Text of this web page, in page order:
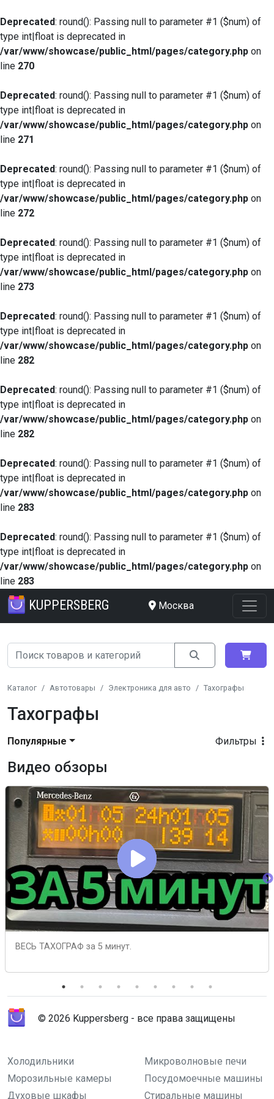
Deprecated: round(): Passing null to parameter #1 ($num) of
type int|float is deprecated in
/var/www/showcase/public_html/pages/category.php on
line 270
Deprecated: round(): Passing null to parameter #1 ($num) of
type int|float is deprecated in
/var/www/showcase/public_html/pages/category.php on
line 271
Deprecated: round(): Passing null to parameter #1 ($num) of
type int|float is deprecated in
/var/www/showcase/public_html/pages/category.php on
line 272
Deprecated: round(): Passing null to parameter #1 ($num) of
type int|float is deprecated in
/var/www/showcase/public_html/pages/category.php on
line 273
Deprecated: round(): Passing null to parameter #1 ($num) of
type int|float is deprecated in
/var/www/showcase/public_html/pages/category.php on
line 282
Deprecated: round(): Passing null to parameter #1 ($num) of
type int|float is deprecated in
/var/www/showcase/public_html/pages/category.php on
line 282
Deprecated: round(): Passing null to parameter #1 ($num) of
type int|float is deprecated in
/var/www/showcase/public_html/pages/category.php on
line 283
Deprecated: round(): Passing null to parameter #1 ($num) of
type int|float is deprecated in
/var/www/showcase/public_html/pages/category.php on
line 283
KUPPERSBERG Москва
Каталог Автотовары Электроника для авто Тахографы
Тахографы
Фильтры
Популярные
Видео обзоры
ВЕСЬ ТАХОГРАФ за 5 минут.
© 2026 Kuppersberg - все права защищены
Холодильники
Микроволновые печи
Морозильные камеры
Посудомоечные машины
Духовые шкафы
Стиральные машины